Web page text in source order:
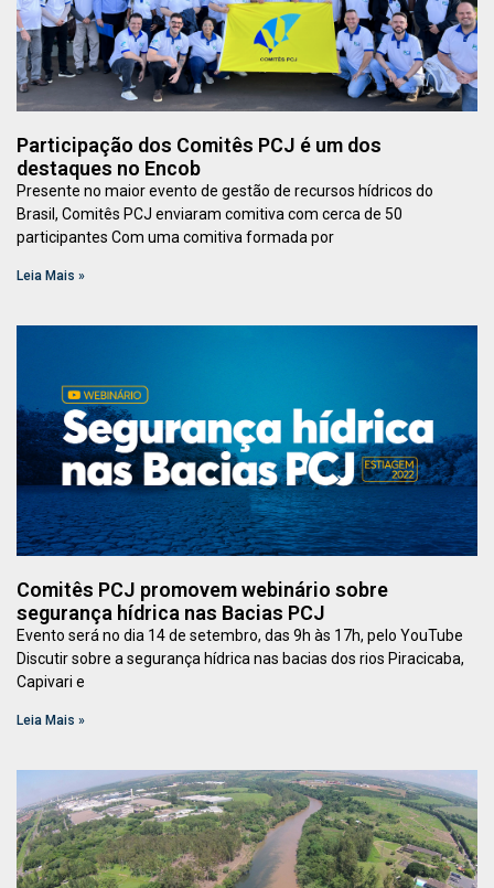
Participação dos Comitês PCJ é um dos
destaques no Encob
Presente no maior evento de gestão de recursos hídricos do
Brasil, Comitês PCJ enviaram comitiva com cerca de 50
participantes Com uma comitiva formada por
Leia Mais »
Comitês PCJ promovem webinário sobre
segurança hídrica nas Bacias PCJ
Evento será no dia 14 de setembro, das 9h às 17h, pelo YouTube
Discutir sobre a segurança hídrica nas bacias dos rios Piracicaba,
Capivari e
Leia Mais »